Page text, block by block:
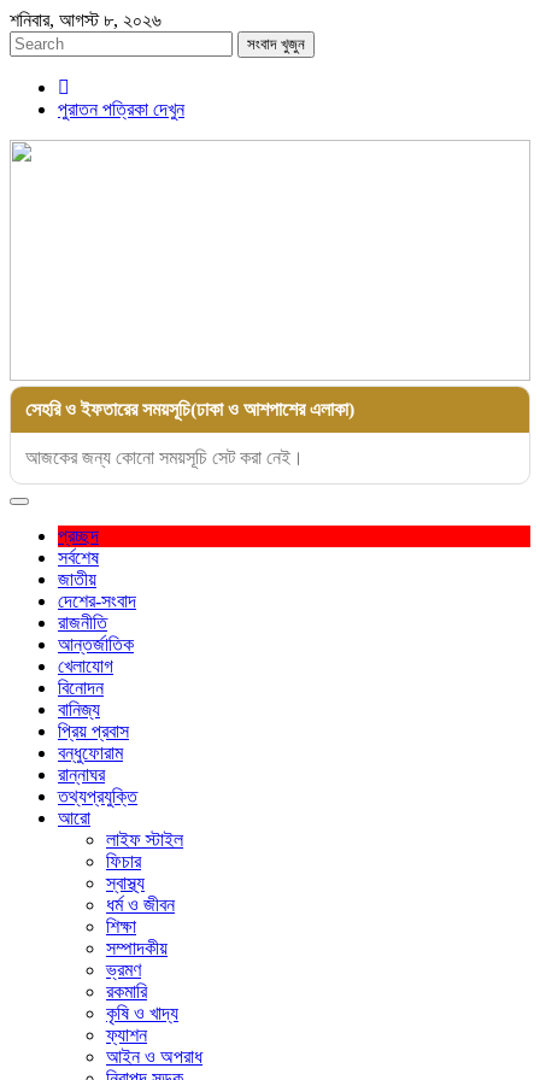
শনিবার, আগস্ট ৮, ২০২৬
সংবাদ খুজুন
পুরাতন পত্রিকা দেখুন
সেহরি ও ইফতারের সময়সূচি(ঢাকা ও আশপাশের এলাকা)
আজকের জন্য কোনো সময়সূচি সেট করা নেই।
Toggle
navigation
প্রচ্ছদ
সর্বশেষ
জাতীয়
দেশের-সংবাদ
রাজনীতি
আন্তর্জাতিক
খেলাযোগ
বিনোদন
বানিজ্য
প্রিয় প্রবাস
বন্ধুফোরাম
রান্নাঘর
তথ্যপ্রযুক্তি
আরো
লাইফ স্টাইল
ফিচার
স্বাস্থ্য
ধর্ম ও জীবন
শিক্ষা
সম্পাদকীয়
ভ্রমণ
রকমারি
কৃষি ও খাদ্য
ফ্যাশন
আইন ও অপরাধ